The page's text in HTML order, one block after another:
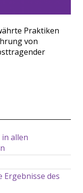
Praktiken
von
allen
des